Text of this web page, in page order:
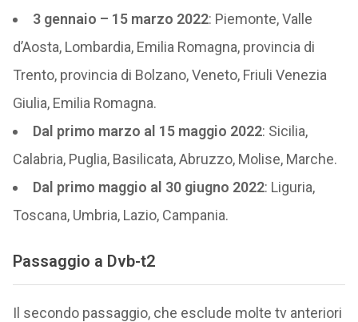
3 gennaio – 15 marzo 2022: Piemonte, Valle
d’Aosta, Lombardia, Emilia Romagna, provincia di
Trento, provincia di Bolzano, Veneto, Friuli Venezia
Giulia, Emilia Romagna.
Dal primo marzo al 15 maggio 2022: Sicilia,
Calabria, Puglia, Basilicata, Abruzzo, Molise, Marche.
Dal primo maggio al 30 giugno 2022: Liguria,
Toscana, Umbria, Lazio, Campania.
Passaggio a Dvb-t2
Il secondo passaggio, che esclude molte tv anteriori